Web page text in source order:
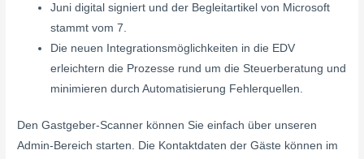
Juni digital signiert und der Begleitartikel von Microsoft
stammt vom 7.
Die neuen Integrationsmöglichkeiten in die EDV
erleichtern die Prozesse rund um die Steuerberatung und
minimieren durch Automatisierung Fehlerquellen.
Den Gastgeber-Scanner können Sie einfach über unseren
Admin-Bereich starten. Die Kontaktdaten der Gäste können im